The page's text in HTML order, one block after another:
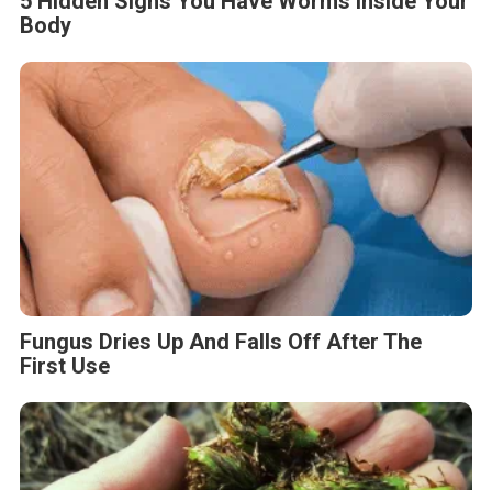
Body
Fungus Dries Up And Falls Off After The
First Use